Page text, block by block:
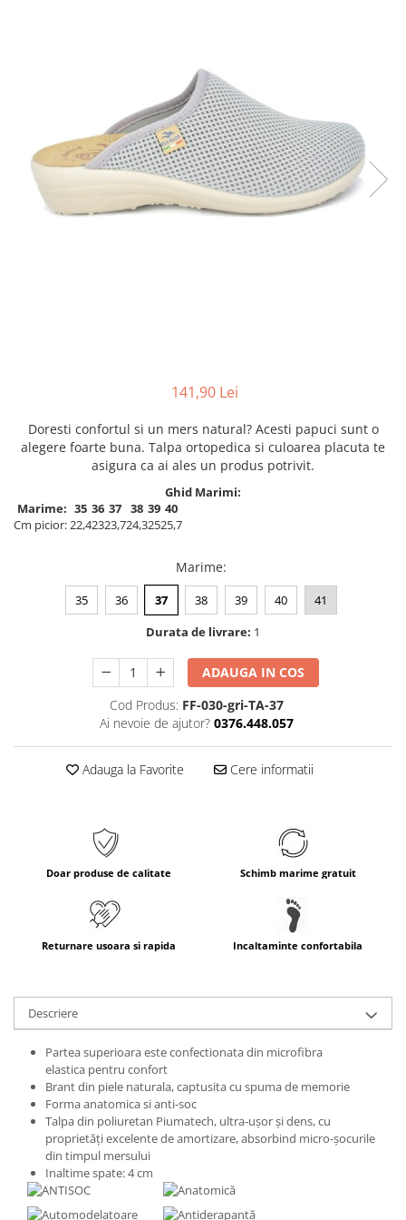
141,90 Lei
Doresti confortul si un mers natural? Acesti papuci sunt o
alegere foarte buna. Talpa ortopedica si culoarea placuta te
asigura ca ai ales un produs potrivit.
Ghid Marimi:
Marime: 35 36 37 38 39 40
Cm picior:22,42323,724,32525,7
Marime:
35 36 37 38 39 40
41
Durata de livrare: 1
ADAUGA IN COS
Cod Produs: FF-030-gri-TA-37
Ai nevoie de ajutor? 0376.448.057
Adauga la Favorite Cere informatii
Doar produse de calitate Schimb marime gratuit
Returnare usoara si rapida Incaltaminte confortabila
Descriere
Partea superioara este confectionata din microfibra
elastica pentru confort
Brant din piele naturala, captusita cu spuma de memorie
Forma anatomica si anti-soc
Talpa din poliuretan Piumatech, ultra-ușor și dens, cu
proprietăți excelente de amortizare, absorbind micro-șocurile
din timpul mersului
Inaltime spate: 4 cm